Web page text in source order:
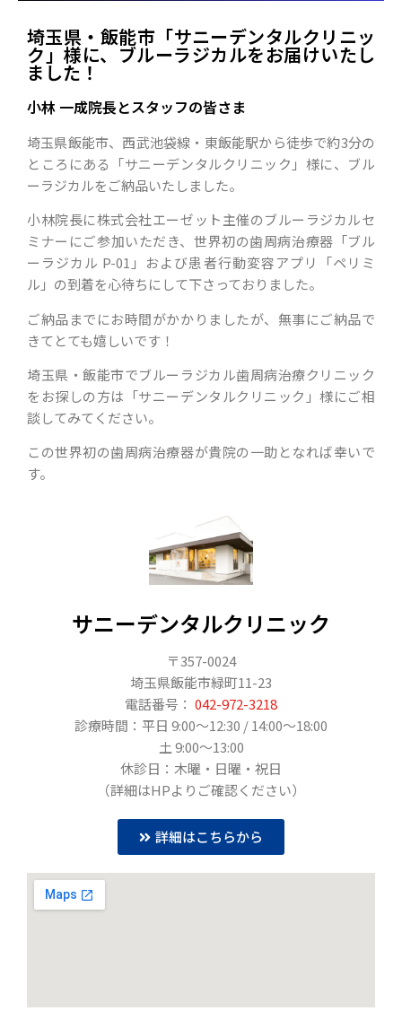
埼玉県・飯能市「サニーデンタルクリニッ
ク」様に、ブルーラジカルをお届けいたし
ました！
小林 一成院長とスタッフの皆さま
埼玉県飯能市、西武池袋線・東飯能駅から徒歩で約3分の
ところにある「サニーデンタルクリニック」様に、ブル
ーラジカルをご納品いたしました。
小林院長に株式会社エーゼット主催のブルーラジカルセ
ミナーにご参加いただき、世界初の歯周病治療器「ブル
ーラジカル P-01」および患者行動変容アプリ「ペリミ
ル」の到着を心待ちにして下さっておりました。
ご納品までにお時間がかかりましたが、無事にご納品で
きてとても嬉しいです！
埼玉県・飯能市でブルーラジカル歯周病治療クリニック
をお探しの方は「サニーデンタルクリニック」様にご相
談してみてください。
この世界初の歯周病治療器が貴院の一助となれば幸いで
す。
サニーデンタルクリニック
〒357-0024
埼玉県飯能市緑町11-23
電話番号： 042-972-3218
診療時間：平日 9:00～12:30 / 14:00～18:00
土 9:00～13:00
休診日：木曜・日曜・祝日
（詳細はHPよりご確認ください）
詳細はこちらから